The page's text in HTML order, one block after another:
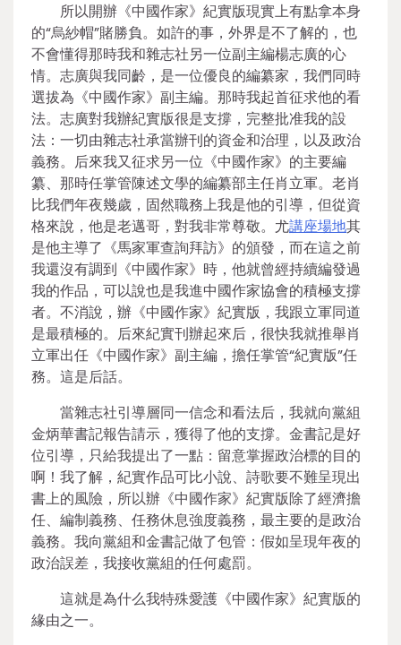
所以開辦《中國作家》紀實版現實上有點拿本身
的“烏紗帽”賭勝負。如許的事，外界是不了解的，也
不會懂得那時我和雜志社另一位副主編楊志廣的心
情。志廣與我同齡，是一位優良的編纂家，我們同時
選拔為《中國作家》副主編。那時我起首征求他的看
法。志廣對我辦紀實版很是支撐，完整批准我的設
法：一切由雜志社承當辦刊的資金和治理，以及政治
義務。后來我又征求另一位《中國作家》的主要編
纂、那時任掌管陳述文學的編纂部主任肖立軍。老肖
比我們年夜幾歲，固然職務上我是他的引導，但從資
格來說，他是老邁哥，對我非常尊敬。尤講座場地其
是他主導了《馬家軍查詢拜訪》的頒發，而在這之前
我還沒有調到《中國作家》時，他就曾經持續編發過
我的作品，可以說也是我進中國作家協會的積極支撐
者。不消說，辦《中國作家》紀實版，我跟立軍同道
是最積極的。后來紀實刊辦起來后，很快我就推舉肖
立軍出任《中國作家》副主編，擔任掌管“紀實版”任
務。這是后話。
當雜志社引導層同一信念和看法后，我就向黨組
金炳華書記報告請示，獲得了他的支撐。金書記是好
位引導，只給我提出了一點：留意掌握政治標的目的
啊！我了解，紀實作品可比小說、詩歌要不難呈現出
書上的風險，所以辦《中國作家》紀實版除了經濟擔
任、編制義務、任務休息強度義務，最主要的是政治
義務。我向黨組和金書記做了包管：假如呈現年夜的
政治誤差，我接收黨組的任何處罰。
這就是為什么我特殊愛護《中國作家》紀實版的
緣由之一。